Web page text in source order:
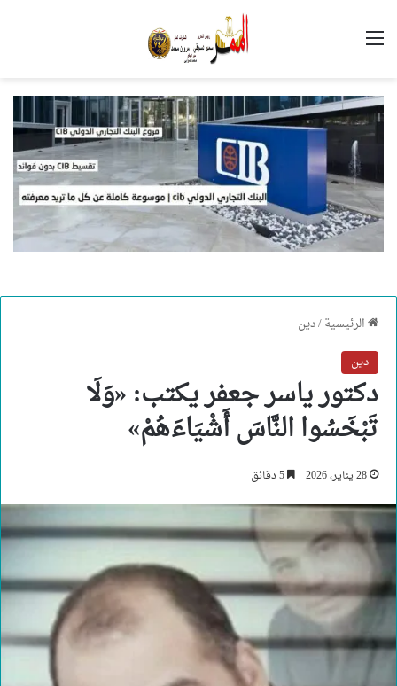
القائمة
الرئيسية/دين
دين
دكتور ياسر جعفر يكتب: «وَلَا
تَبْخَسُوا النَّاسَ أَشْيَاءَهُمْ»
28 يناير، 2026